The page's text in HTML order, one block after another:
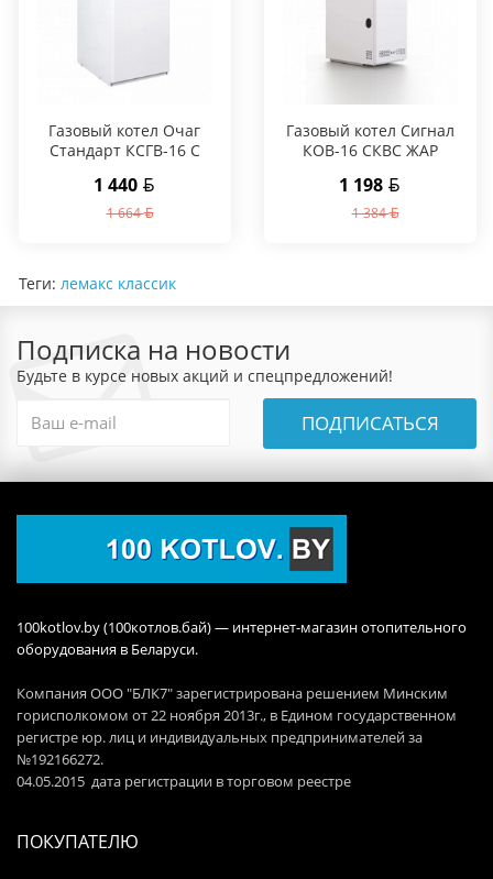
Газовый котел Очаг
Стандарт КСГВ-16 С
1 440
1 664
Газовый котел Сигнал
КОВ-16 СКВС ЖАР
1 198
1 384
Теги: лемакс классик
Подписка на новости
Будьте в курсе новых акций и спецпредложений!
ПОДПИСАТЬСЯ
100kotlov.by (100котлов.бай) — интернет-магазин отопительного
оборудования в Беларуси.
Компания ООО "БЛК7" зарегистрирована решением Минским
горисполкомом от 22 ноября 2013г., в Едином государственном
регистре юр. лиц и индивидуальных предпринимателей за
№192166272.
04.05.2015 дата регистрации в торговом реестре
ПОКУПАТЕЛЮ